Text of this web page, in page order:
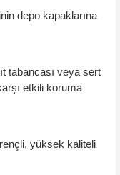
depo kapaklarına
tabancası veya sert
etkili koruma
yüksek kaliteli